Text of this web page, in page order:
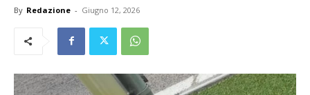
By Redazione - Giugno 12, 2026